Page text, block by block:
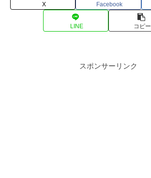
X Facebook
LINE コピー
スポンサーリンク